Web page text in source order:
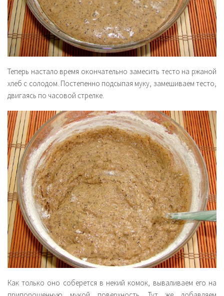
Теперь настало время окончательно замесить тесто на ржаной
хлеб с солодом. Постепенно подсыпая муку, замешиваем тесто,
двигаясь по часовой стрелке.
Как только оно соберется в некий комок, вываливаем его на